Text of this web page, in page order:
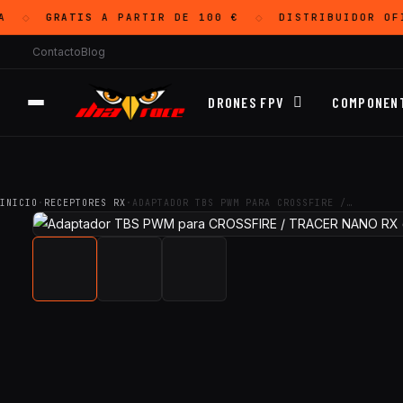
GRATIS A PARTIR DE 100 € DISTRIBUIDOR
ContactoBlog
DRONES FPV
INICIO · RECEPTORES RX · ADAPTADOR TBS PWM PARA CROSSFIRE /…